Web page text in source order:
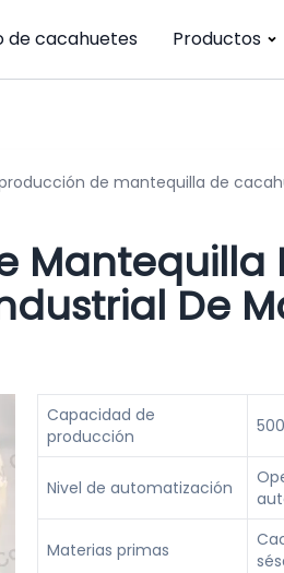
de cacahuetes Productos
de mantequilla de
Mantequilla
De
Capacidad de
producción
Nivel de automatización
Materias primas